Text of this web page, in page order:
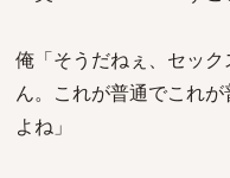
俺「そうだねぇ、セッ
ん。これが普通でこれ
よね」